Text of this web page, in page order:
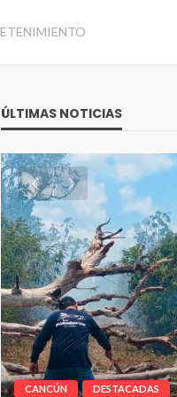
ÚLTIMAS NOTICIAS
CANCÚN DESTACADAS